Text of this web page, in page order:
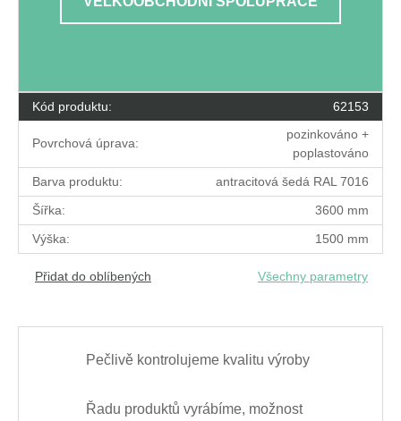
Kód produktu: 62153
Povrchová úprava:
pozinkováno +
poplastováno
Barva produktu:
antracitová šedá RAL 7016
Šířka:
3600 mm
Výška:
1500 mm
Přidat do oblíbených Všechny parametry
Pečlivě kontrolujeme kvalitu výroby
Řadu produktů vyrábíme, možnost